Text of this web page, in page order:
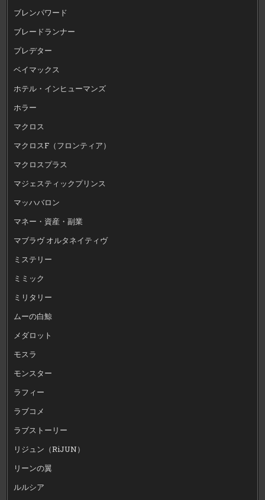
ブレンパワード
ブレードランナー
プレデター
ベイマックス
ホテル・インヒューマンズ
ホラー
マクロス
マクロスF（フロンティア）
マクロスプラス
マジェスティックプリンス
マッハバロン
マネー・資産・副業
マブラヴ オルタネイティヴ
ミステリー
ミミック
ミリタリー
ムーの白鯨
メダロット
モスラ
モンスター
ラフィー
ラブコメ
ラブストーリー
リジュン（RiJUN）
リーンの翼
ルルシア